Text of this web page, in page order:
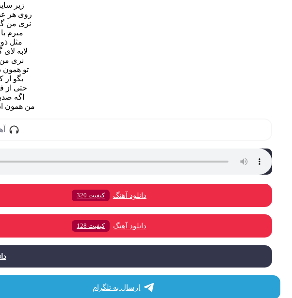
زیر
روی هر
نری من
میرم
مثل
لابه
نری
تو همون
بگو
حتی از
اگه
من همون
دانلود آهنگ کیفیت 320
دانلود آهنگ کیفیت 128
ارسال به تلگرام